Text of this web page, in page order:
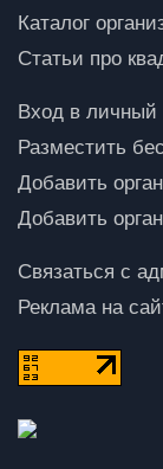
Каталог
Статьи про
Вход в личный
Разместить
Добавить
Добавить
Связаться с
Реклама на